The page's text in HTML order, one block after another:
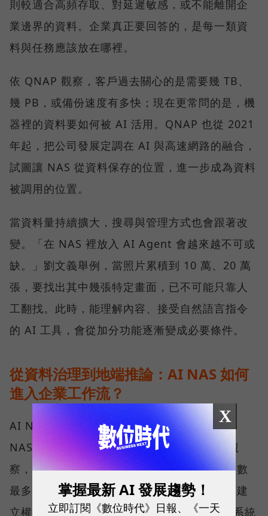
則較適合高頻存取、對延遲敏感，或不能離開企
業邊界的資料。企業真正要回答的，是每一類資
料與任務應該放在哪裡。
依 QNAP 觀察，客戶過去關心的是需要幾 TB、
幾 PB，或備份速度有多快；現在更常問的是，機
器裡的資料要如何被 AI 活用。QNAP 也從 2021
年起，把公司發展定調在 AI 與高速網路的融合，
試圖讓 NAS 從資料保存的位置，進一步成為資料
被調用的位置。
當資料量持續擴大，搜尋與管理方式也會跟著改
變。「在 NAS 裡放入 AI Agent 會越來越不可或
缺。」劉文義舉例，當照片累積到 10 萬、20 萬
張，要找出其中幾張特定畫面，已不可能只靠人
工翻找。此時，能理解內容、接受自然語言指令
的 AI 工具，會從加分功能逐漸變成必要條件。
從資料治理到地端推論：AI NAS 如何
進入企業工作流？
AI NAS 不是「多了 AI 功能的 NAS」，而是
NAS 在企業工作流裡換了位置。 依 QNAP 觀
察，目前客戶大致分布在一條導入光譜上。人數
最多的一群，仍在把資料集中、分類、清理與建
立權限。這一步看似與 AI 無關，卻決定後續系統
X
掌握最新 AI 發展趨勢！
立即訂閱《數位時代》日報、《一天